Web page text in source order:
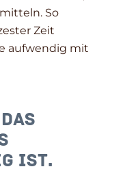
So
Zeit
aufwendig mit
ist.